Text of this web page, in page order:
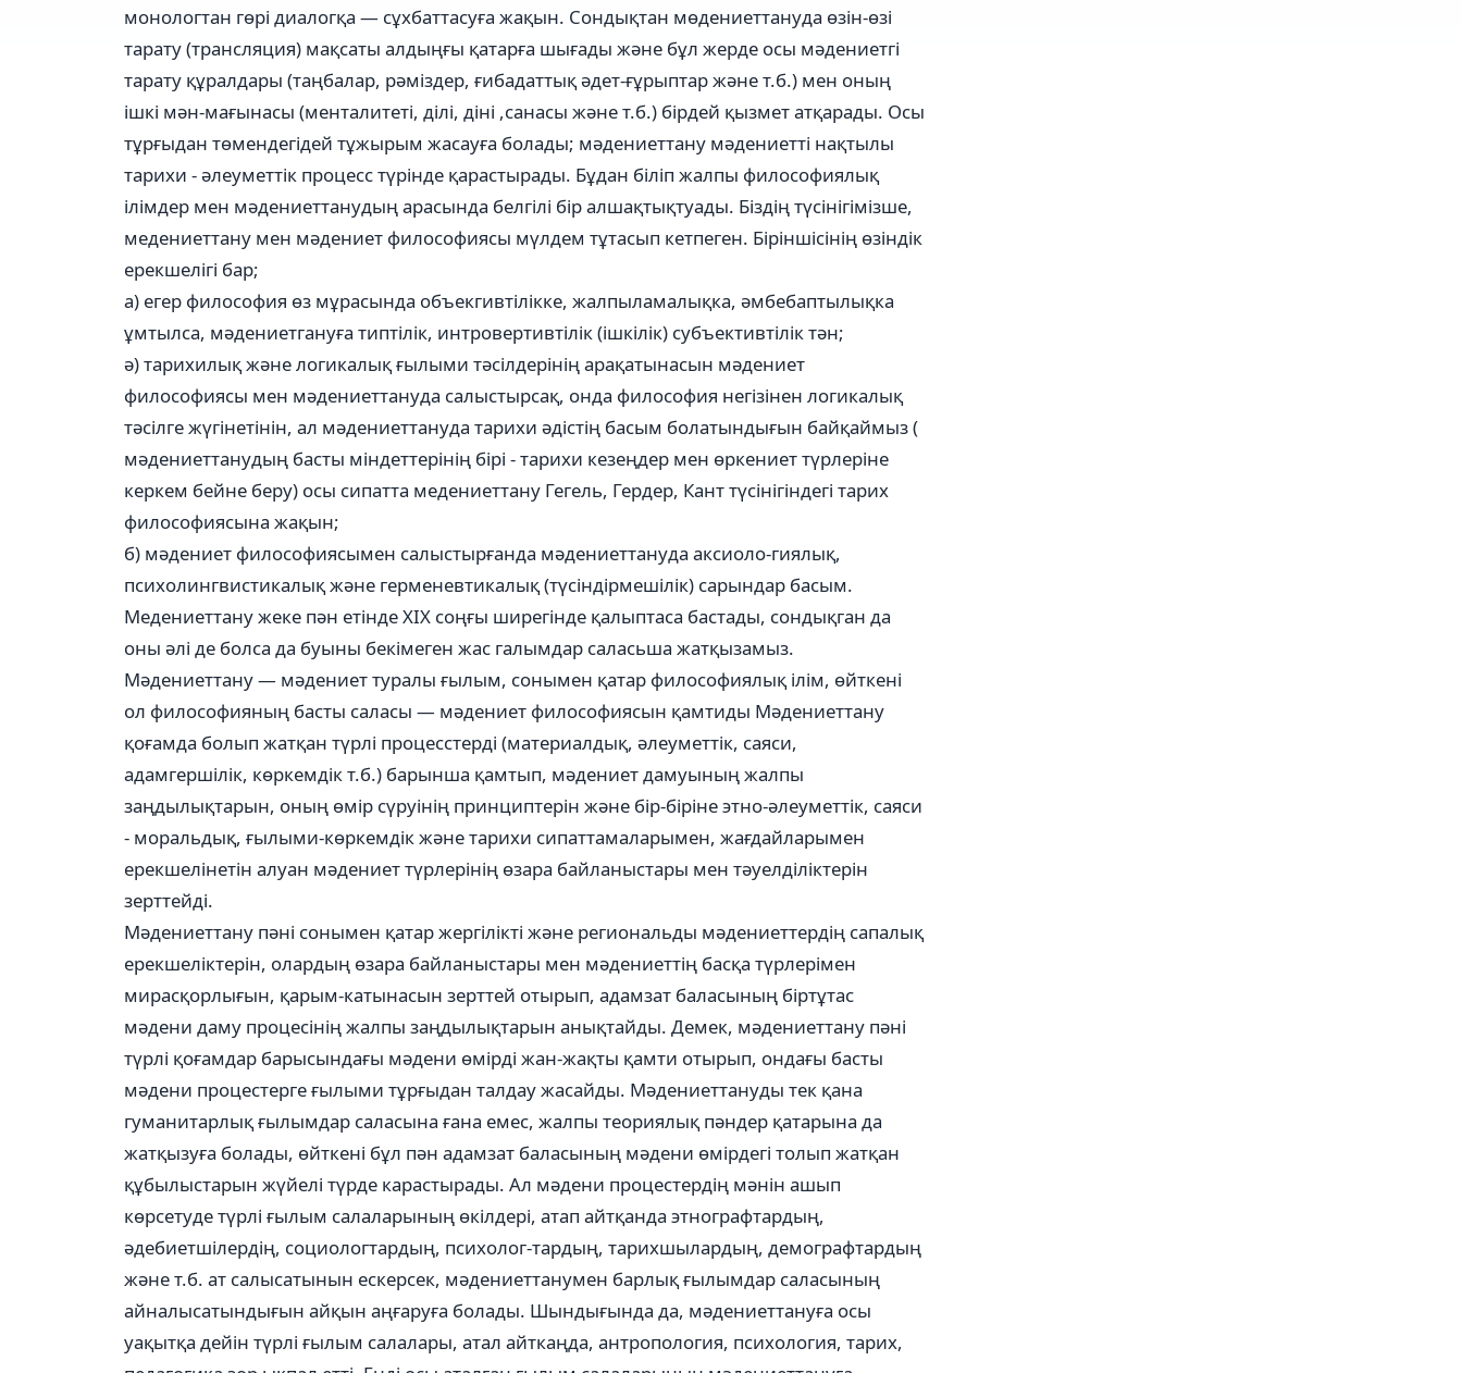
монологтан гөрі диалогқа — сұхбаттасуға жақын. Сондықтан мөдениеттануда өзін-өзі
тарату (трансляция) мақсаты алдыңғы қатарға шығады және бұл жерде осы мәдениетгі
тарату құралдары (таңбалар, рәміздер, ғибадаттық әдет-ғұрыптар және т.б.) мен оның
ішкі мән-мағынасы (менталитеті, ділі, діні ,санасы және т.б.) бірдей қызмет атқарады. Осы
тұрғыдан төмендегідей тұжырым жасауға болады; мәдениеттану мәдениетті нақтылы
тарихи - әлеуметтік процесс түрінде қарастырады. Бұдан біліп жалпы философиялық
ілімдер мен мәдениеттанудың арасында белгілі бір алшақтықтуады. Біздің түсінігімізше,
медениеттану мен мәдениет философиясы мүлдем тұтасып кетпеген. Біріншісінің өзіндік
ерекшелігі бар;
а) егер философия өз мұрасында объекгивтілікке, жалпыламалықка, әмбебаптылықка
ұмтылса, мәдениетгануға типтілік, интровертивтілік (ішкілік) субъективтілік тән;
ә) тарихилық және логикалық ғылыми тәсілдерінің арақатынасын мәдениет
философиясы мен мәдениеттануда салыстырсақ, онда философия негізінен логикалық
тәсілге жүгінетінін, ал мәдениеттануда тарихи әдістің басым болатындығын байқаймыз (
мәдениеттанудың басты міндеттерінің бірі - тарихи кезеңдер мен өркениет түрлеріне
керкем бейне беру) осы сипатта медениеттану Гегель, Гердер, Кант түсінігіндегі тарих
философиясына жақын;
б) мәдениет философиясымен салыстырғанда мәдениеттануда аксиоло-гиялық,
психолингвистикалық және герменевтикалық (түсіндірмешілік) сарындар басым.
Медениеттану жеке пән етінде XIX соңғы ширегінде қалыптаса бастады, сондықган да
оны әлі де болса да буыны бекімеген жас галымдар саласьша жатқызамыз.
Мәдениеттану — мәдениет туралы ғылым, сонымен қатар философиялық ілім, өйткені
ол философияның басты саласы — мәдениет философиясын қамтиды Мәдениеттану
қоғамда болып жатқан түрлі процесстерді (материалдық, әлеуметтік, саяси,
адамгершілік, көркемдік т.б.) барынша қамтып, мәдениет дамуының жалпы
заңдылықтарын, оның өмір сүруінің принциптерін және бір-біріне этно-әлеуметтік, саяси
- моральдық, ғылыми-көркемдік және тарихи сипаттамаларымен, жағдайларымен
ерекшелінетін алуан мәдениет түрлерінің өзара байланыстары мен тәуелділіктерін
зерттейді.
Мәдениеттану пәні сонымен қатар жергілікті және региональды мәдениеттердің сапалық
ерекшеліктерін, олардың өзара байланыстары мен мәдениеттің басқа түрлерімен
мирасқорлығын, қарым-катынасын зерттей отырып, адамзат баласының біртұтас
мәдени даму процесінің жалпы заңдылықтарын анықтайды. Демек, мәдениеттану пәні
түрлі қоғамдар барысындағы мәдени өмірді жан-жақты қамти отырып, ондағы басты
мәдени процестерге ғылыми тұрғыдан талдау жасайды. Мәдениеттануды тек қана
гуманитарлық ғылымдар саласына ғана емес, жалпы теориялық пәндер қатарына да
жатқызуға болады, өйткені бұл пән адамзат баласының мәдени өмірдегі толып жатқан
құбылыстарын жүйелі түрде карастырады. Ал мәдени процестердің мәнін ашып
көрсетуде түрлі ғылым салаларының өкілдері, атап айтқанда этнографтардың,
әдебиетшілердің, социологтардың, психолог-тардың, тарихшылардың, демографтардың
және т.б. ат салысатынын ескерсек, мәдениеттанумен барлық ғылымдар саласының
айналысатындығын айқын аңғаруға болады. Шындығында да, мәдениеттануға осы
уақытқа дейін түрлі ғылым салалары, атал айткаңда, антропология, психология, тарих,